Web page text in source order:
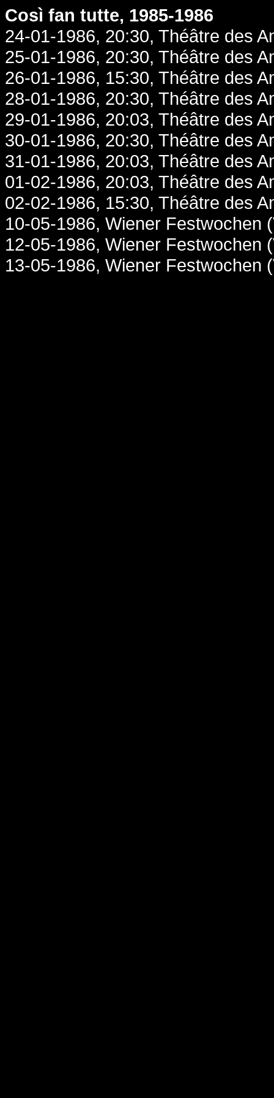
Così fan tutte, 1985-1986
24-01-1986, 20:30, Théâtre des
25-01-1986, 20:30, Théâtre des
26-01-1986, 15:30, Théâtre des
28-01-1986, 20:30, Théâtre des
29-01-1986, 20:03, Théâtre des
30-01-1986, 20:30, Théâtre des
31-01-1986, 20:03, Théâtre des
01-02-1986, 20:03, Théâtre des
02-02-1986, 15:30, Théâtre des
10-05-1986, Wiener Festwochen
12-05-1986, Wiener Festwochen
13-05-1986, Wiener Festwochen